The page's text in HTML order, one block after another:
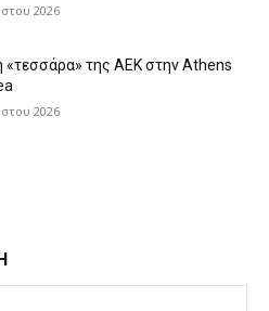
2026
«τεσσάρα» της ΑΕΚ στην Athens
2026